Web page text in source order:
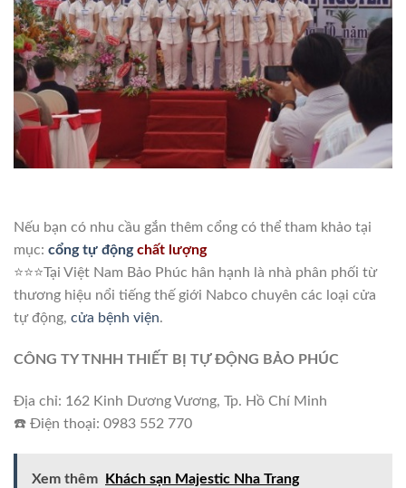
Nếu bạn có nhu cầu gắn thêm cổng có thể tham khảo tại
mục: cổng tự độngchất lượng
⭐️⭐️⭐️Tại Việt Nam Bảo Phúc hân hạnh là nhà phân phối từ
thương hiệu nổi tiếng thế giới Nabco chuyên các loại cửa
tự động, cửa bệnh viện.
CÔNG TY TNHH THIẾT BỊ TỰ ĐỘNG BẢO PHÚC
Địa chỉ: 162 Kinh Dương Vương, Tp. Hồ Chí Minh
☎️ Điện thoại: 0983 552 770
Xem thêm Khách sạn Majestic Nha Trang